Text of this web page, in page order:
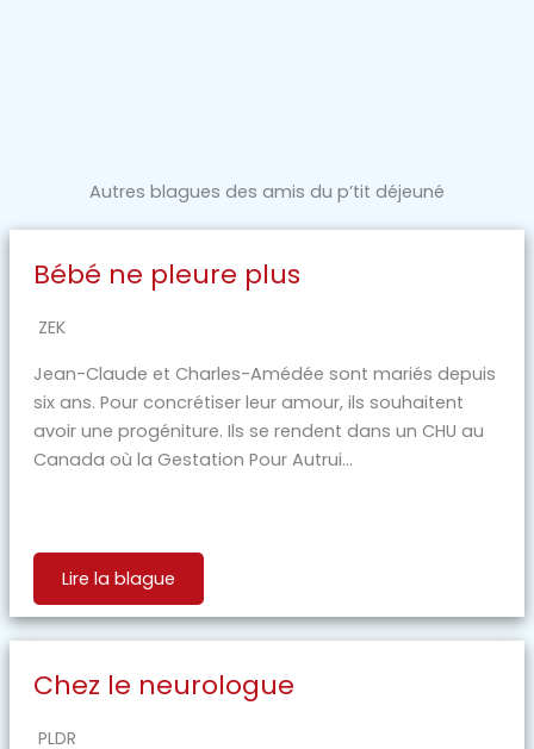
Autres blagues des amis du p’tit déjeuné
Bébé ne pleure plus
ZEK
Jean-Claude et Charles-Amédée sont mariés depuis
six ans. Pour concrétiser leur amour, ils souhaitent
avoir une progéniture. Ils se rendent dans un CHU au
Canada où la Gestation Pour Autrui...
Lire la blague
Chez le neurologue
PLDR